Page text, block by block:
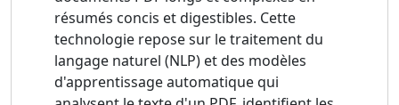
résumés concis et digestibles. Cette
technologie repose sur le traitement du
langage naturel (NLP) et des modèles
d'apprentissage automatique qui